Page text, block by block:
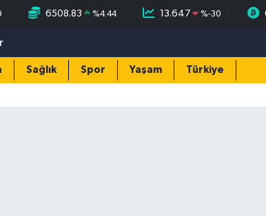
6508.83 %4.44 13.647 %-30
Sağlık Spor Yaşam Türkiye